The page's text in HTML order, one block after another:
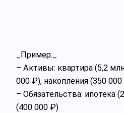
_Пример:_
– Активы: квартира (5,2
000 ₽), накопления (350
– Обязательства: ипотека
(400 000 ₽)